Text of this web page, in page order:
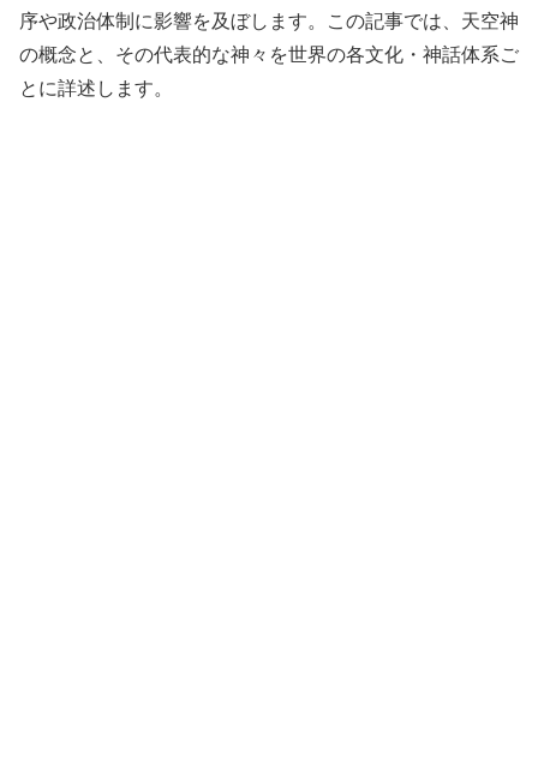
序や政治体制に影響を及ぼします。この記事では、天空神
の概念と、その代表的な神々を世界の各文化・神話体系ご
とに詳述します。